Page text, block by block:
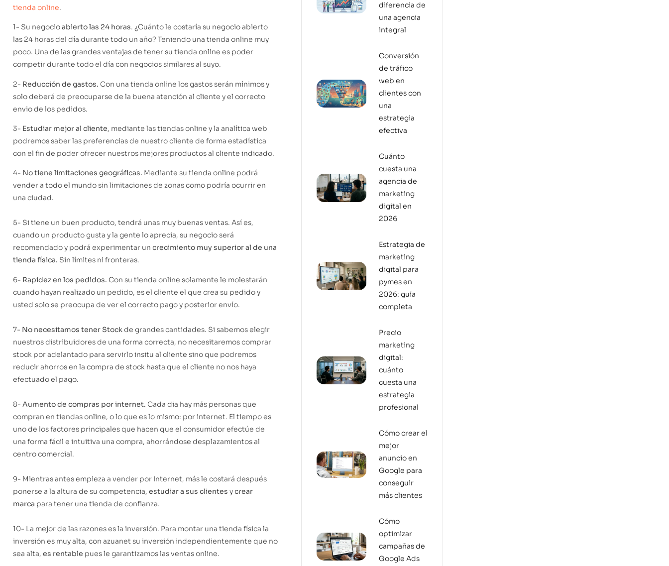
tienda online.
1- Su negocioabierto las 24 horas. ¿Cuánto le costaría su negocio abierto
las 24 horas del día durante todo un año? Teniendo una tienda online muy
poco. Una de las grandes ventajas de tener su tienda online es poder
competir durante todo el día con negocios similares al suyo.
2- Reducción de gastos. Con una tienda online los gastos serán mínimos y
solo deberá de preocuparse de la buena atención al cliente y el correcto
envio de los pedidos.
3- Estudiar mejor al cliente, mediante las tiendas online y la analítica web
podremos saber las preferencias de nuestro cliente de forma estadística
con el fin de poder ofrecer nuestros mejores productos al cliente indicado.
4- No tiene limitaciones geográficas. Mediante su tienda online podrá
vender a todo el mundo sin limitaciones de zonas como podría ocurrir en
una ciudad.
5- Si tiene un buen producto, tendrá unas muy buenas ventas. Así es,
cuando un producto gusta y la gente lo aprecia, su negocio será
recomendado y podrá experimentar un crecimiento muy superior al de una
tienda física. Sin límites ni fronteras.
6- Rapidez en los pedidos. Con su tienda online solamente le molestarán
cuando hayan realizado un pedido, es el cliente el que crea su pedido y
usted solo se preocupa de ver el correcto pago y posterior envío.
7- No necesitamos tener Stockde grandes cantidades. Si sabemos elegir
nuestros distribuidores de una forma correcta, no necesitaremos comprar
stock por adelantado para servirlo insitu al cliente sino que podremos
reducir ahorros en la compra de stock hasta que el cliente no nos haya
efectuado el pago.
8- Aumento de compras por internet. Cada dia hay más personas que
compran en tiendas online, o lo que es lo mismo: por internet. El tiempo es
uno de los factores principales que hacen que el consumidor efectúe de
una forma fácil e intuitiva una compra, ahorrándose desplazamientos al
centro comercial.
9- Mientras antes empieza a vender por Internet, más le costará después
ponerse a la altura de su competencia, estudiar a sus clientes ycrear
marca para tener una tienda de confianza.
10- La mejor de las razones es la inversión. Para montar una tienda física la
inversión es muy alta, con azuanet su inversión independientemente que no
sea alta, es rentable pues le garantizamos las ventas online.
diferencia de
una agencia
integral
Conversión
de tráfico
web en
clientes con
una
estrategia
efectiva
Cuánto
cuesta una
agencia de
marketing
digital en
2026
Estrategia de
marketing
digital para
pymes en
2026: guía
completa
Precio
marketing
digital:
cuánto
cuesta una
estrategia
profesional
Cómo crear el
mejor
anuncio en
Google para
conseguir
más clientes
Cómo
optimizar
campañas de
Google Ads